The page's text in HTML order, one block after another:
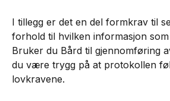
I tillegg er det en del formkrav til
forhold til hvilken informasjon
Bruker du Bård til gjennomføring
du være trygg på at protokollen
lovkravene.